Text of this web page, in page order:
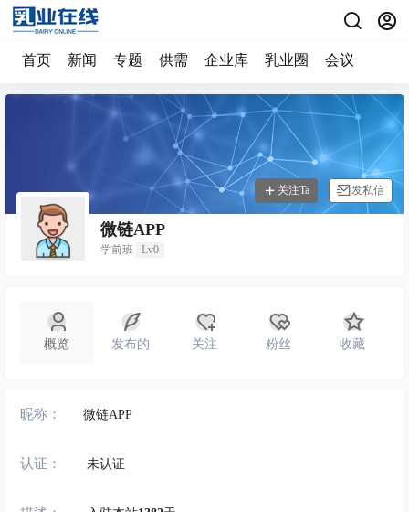
首页 新闻 专题 供需 企业库 乳业圈 会议
微链APP
学前班 Lv0
关注Ta 发私信
概览 发布的 关注 粉丝 收藏
昵称： 微链APP
认证： 未认证